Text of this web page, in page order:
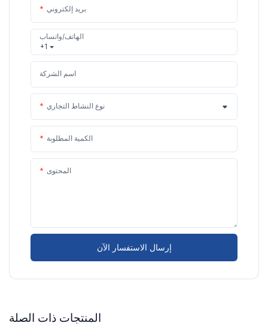
بريد إلكتروني
+1
الهاتف/واتساب
اسم الشركة
نوع النشاط التجاري
الكمية المطلوبة
المحتوى
إرسال الاستفسار الآن
المنتجات ذات الصلة